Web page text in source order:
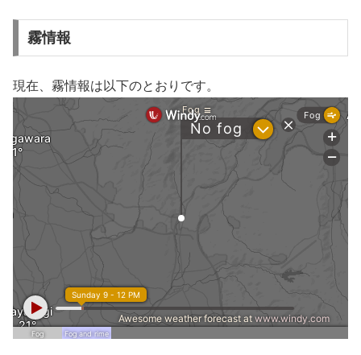
霧情報
現在、霧情報は以下のとおりです。